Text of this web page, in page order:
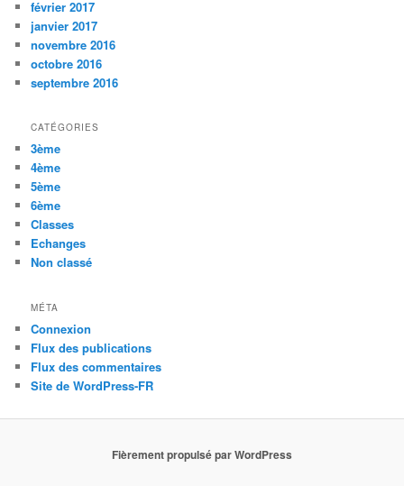
février 2017
janvier 2017
novembre 2016
octobre 2016
septembre 2016
CATÉGORIES
3ème
4ème
5ème
6ème
Classes
Echanges
Non classé
MÉTA
Connexion
Flux des publications
Flux des commentaires
Site de WordPress-FR
Fièrement propulsé par WordPress